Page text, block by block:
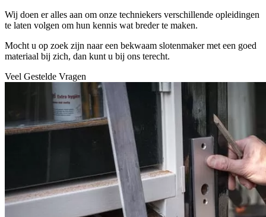
Wij doen er alles aan om onze techniekers verschillende opleidingen
te laten volgen om hun kennis wat breder te maken.
Mocht u op zoek zijn naar een bekwaam slotenmaker met een goed
materiaal bij zich, dan kunt u bij ons terecht.
Veel Gestelde Vragen